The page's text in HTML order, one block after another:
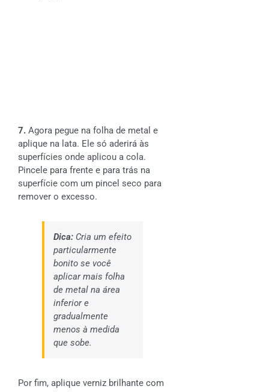
7. Agora pegue na folha de metal e
aplique na lata. Ele só aderirá às
superfícies onde aplicou a cola.
Pincele para frente e para trás na
superfície com um pincel seco para
remover o excesso.
Dica: Cria um efeito
particularmente
bonito se você
aplicar mais folha
de metal na área
inferior e
gradualmente
menos à medida
que sobe.
Por fim, aplique verniz brilhante com